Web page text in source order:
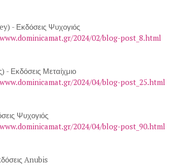
- Εκδόσεις Ψυχογιός
2024/02/blog-post_8.html
- Εκδόσεις Μεταίχμιο
2024/04/blog-post_25.html
Ψυχογιός
2024/04/blog-post_90.html
Anubis